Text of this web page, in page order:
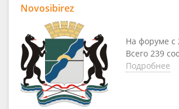
Novosibirez
На форуме с
Всего 239
Подробнее